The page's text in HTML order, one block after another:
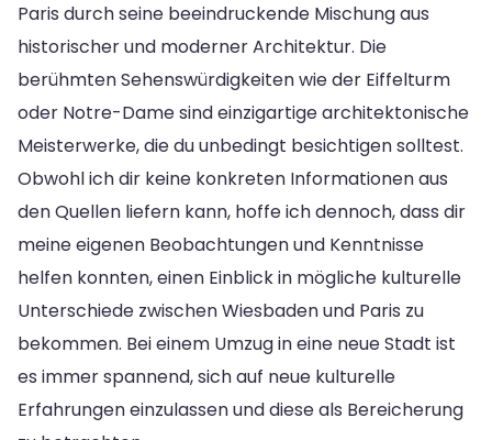
Paris durch seine beeindruckende Mischung aus
historischer und moderner Architektur. Die
berühmten Sehenswürdigkeiten wie der Eiffelturm
oder Notre-Dame sind einzigartige architektonische
Meisterwerke, die du unbedingt besichtigen solltest.
Obwohl ich dir keine konkreten Informationen aus
den Quellen liefern kann, hoffe ich dennoch, dass dir
meine eigenen Beobachtungen und Kenntnisse
helfen konnten, einen Einblick in mögliche kulturelle
Unterschiede zwischen Wiesbaden und Paris zu
bekommen. Bei einem Umzug in eine neue Stadt ist
es immer spannend, sich auf neue kulturelle
Erfahrungen einzulassen und diese als Bereicherung